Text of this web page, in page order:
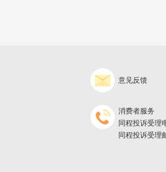
意见反馈
消费者服务
同程投诉受理
同程投诉受理